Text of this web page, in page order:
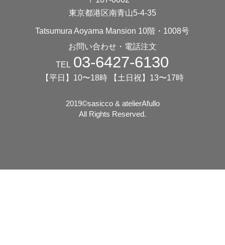
東京都港区南青山5-4-35
Tatsumura Aoyama Mansion 10階・1008号
お問い合わせ・電話注文
TEL 03-6427-6130
【平日】10〜18時 【土日祝】13〜17時
2019©️sasicco & atelierAfullo
All Rights Reserved.